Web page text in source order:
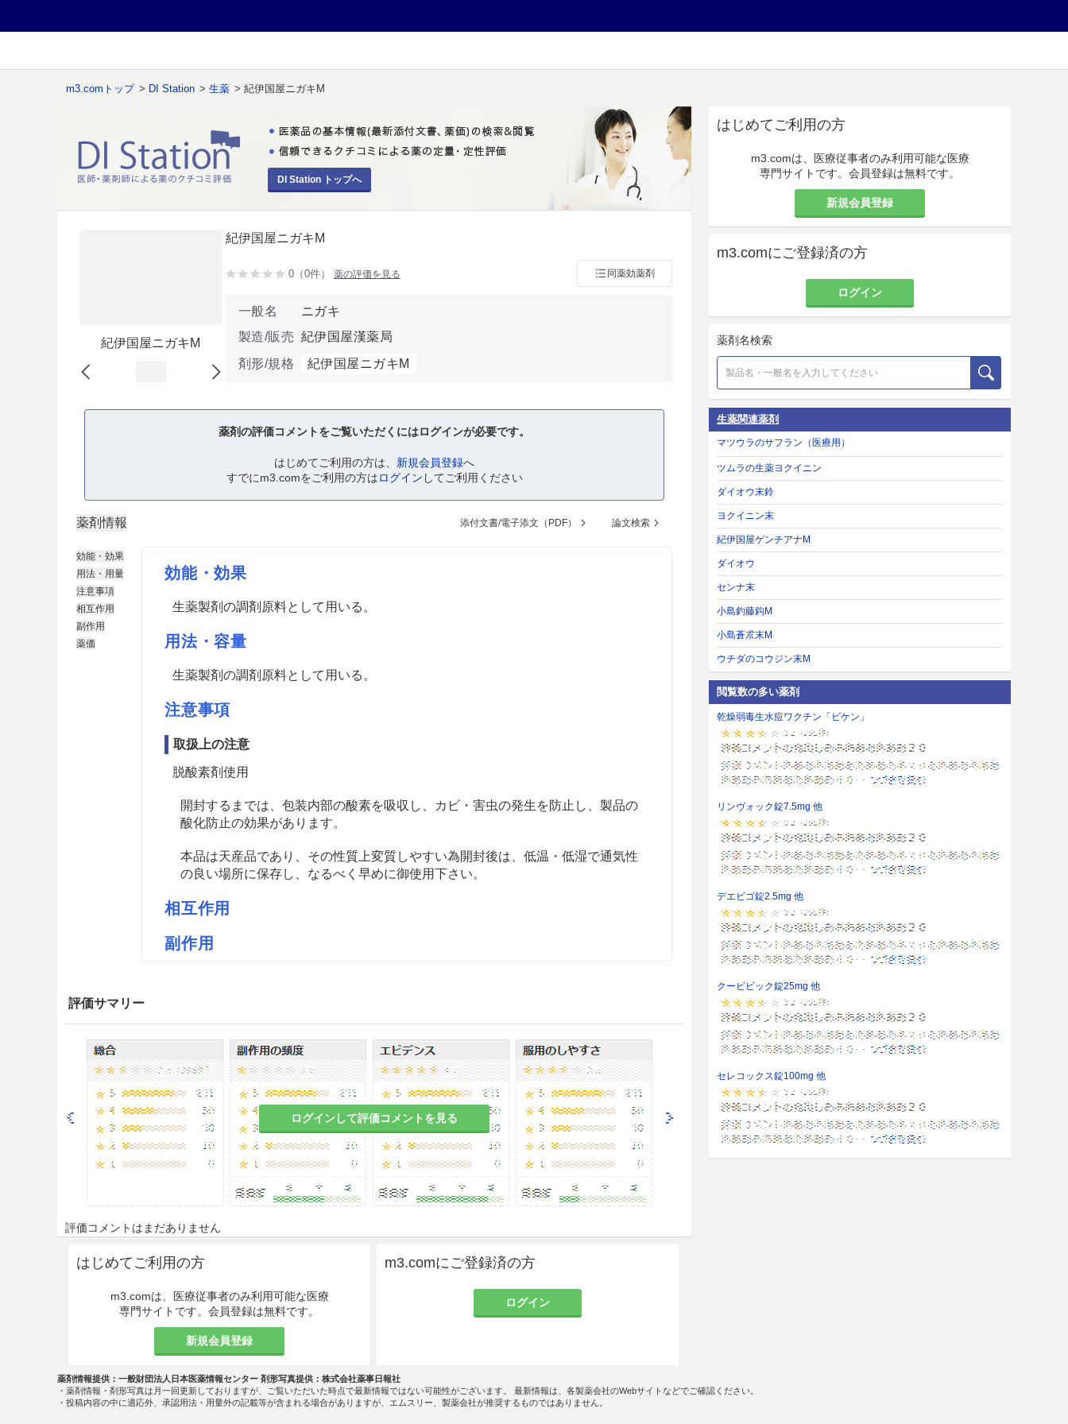
m3.comトップ > DI Station > 生薬 > 紀伊国屋ニガキM
DI Station トップへ
紀伊国屋ニガキM
紀伊国屋ニガキM
0（0件） 薬の評価を見る 同薬効薬剤
一般名
ニガキ
製造/販売 紀伊国屋漢薬局
剤形/規格
紀伊国屋ニガキM
薬剤の評価コメントをご覧いただくにはログインが必要です。
はじめてご利用の方は、 新規会員登録へ
すでにm3.comをご利用の方はログイン してご利用ください
薬剤情報 添付文書/電子添文（PDF） 論文検索
効能・効果
用法・用量
注意事項
相互作用
副作用
薬価
効能・効果
生薬製剤の調剤原料として用いる。
用法・容量
生薬製剤の調剤原料として用いる。
注意事項
取扱上の注意
脱酸素剤使用
開封するまでは、包装内部の酸素を吸収し、カビ・害虫の発生を防止し、製品の
酸化防止の効果があります。
本品は天産品であり、その性質上変質しやすい為開封後は、低温・低湿で通気性
の良い場所に保存し、なるべく早めに御使用下さい。
相互作用
副作用
評価サマリー
ログインして評価コメントを見る
評価コメントはまだありません
はじめてご利用の方
m3.comは、医療従事者のみ利用可能な医療
専門サイトです。会員登録は無料です。
新規会員登録
m3.comにご登録済の方
ログイン
はじめてご利用の方
m3.comは、医療従事者のみ利用可能な医療
専門サイトです。会員登録は無料です。
新規会員登録
m3.comにご登録済の方
ログイン
薬剤名検索
生薬関連薬剤
マツウラのサフラン（医療用）
ツムラの生薬ヨクイニン
ダイオウ末鈴
ヨクイニン末
紀伊国屋ゲンチアナM
ダイオウ
センナ末
小島釣藤鈎M
小島蒼朮末M
ウチダのコウジン末M
閲覧数の多い薬剤
乾燥弱毒生水痘ワクチン「ビケン」
リンヴォック錠7.5mg 他
デエビゴ錠2.5mg 他
クービビック錠25mg 他
セレコックス錠100mg 他
薬剤情報提供：一般財団法人日本医薬情報センター 剤形写真提供：株式会社薬事日報社
・薬剤情報・剤形写真は月一回更新しておりますが、ご覧いただいた時点で最新情報ではない可能性がございます。 最新情報は、各製薬会社のWebサイトなどでご確認ください。
・投稿内容の中に適応外、承認用法・用量外の記載等が含まれる場合がありますが、エムスリー、製薬会社が推奨するものではありません。